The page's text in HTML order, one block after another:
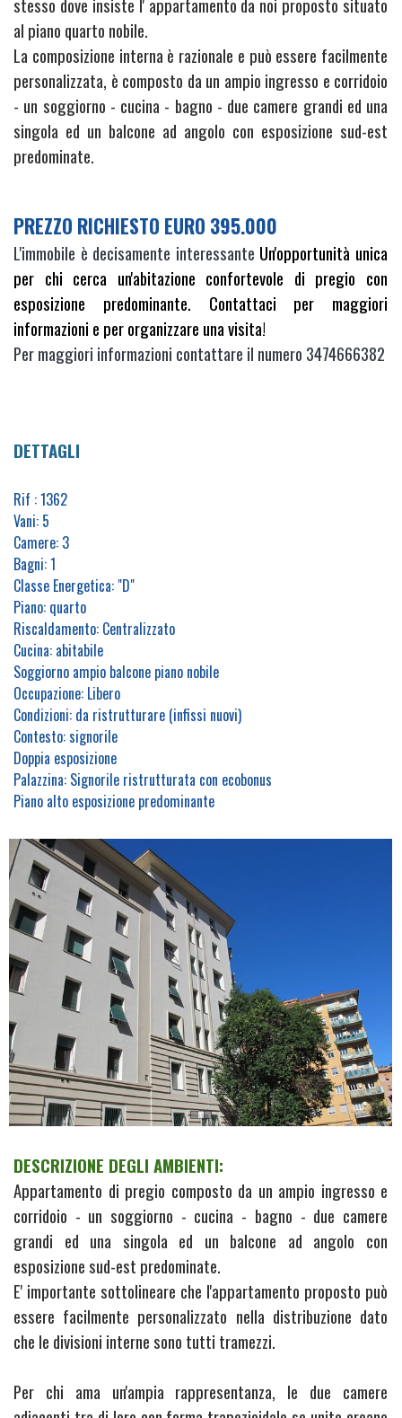
stesso dove insiste l' appartamento da noi proposto situato
al piano quarto nobile.
La composizione interna è razionale e può essere facilmente
personalizzata, è composto da un ampio ingresso e corridoio
- un soggiorno - cucina - bagno - due camere grandi ed una
singola ed un balcone ad angolo con esposizione sud-est
predominate.
PREZZO RICHIESTO EURO 395.000
L'immobile è decisamente interessante Un'opportunità unica
per chi cerca un'abitazione confortevole di pregio con
esposizione predominante. Contattaci per maggiori
informazioni e per organizzare una visita!
Per maggiori informazioni contattare il numero 3474666382
DETTAGLI
Rif : 1362
Vani: 5
Camere: 3
Bagni: 1
Classe Energetica: "D"
Piano: quarto
Riscaldamento: Centralizzato
Cucina: abitabile
Soggiorno ampio balcone piano nobile
Occupazione: Libero
Condizioni: da ristrutturare (infissi nuovi)
Contesto: signorile
Doppia esposizione
Palazzina: Signorile ristrutturata con ecobonus
Piano alto esposizione predominante
DESCRIZIONE DEGLI AMBIENTI:
Appartamento di pregio composto da un ampio ingresso e
corridoio - un soggiorno - cucina - bagno - due camere
grandi ed una singola ed un balcone ad angolo con
esposizione sud-est predominate.
E' importante sottolineare che l'appartamento proposto può
essere facilmente personalizzato nella distribuzione dato
che le divisioni interne sono tutti tramezzi.
Per chi ama un'ampia rappresentanza, le due camere